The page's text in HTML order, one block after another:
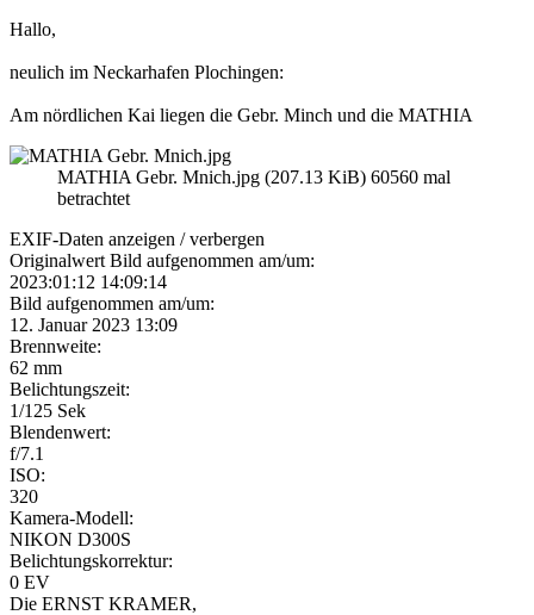
Hallo,
neulich im Neckarhafen Plochingen:
Am nördlichen Kai liegen die Gebr. Minch und die MATHIA
MATHIA Gebr. Mnich.jpg (207.13 KiB) 60560 mal
betrachtet
EXIF-Daten anzeigen / verbergen
Originalwert Bild aufgenommen am/um:
2023:01:12 14:09:14
Bild aufgenommen am/um:
12. Januar 2023 13:09
Brennweite:
62 mm
Belichtungszeit:
1/125 Sek
Blendenwert:
f/7.1
ISO:
320
Kamera-Modell:
NIKON D300S
Belichtungskorrektur:
0 EV
Die ERNST KRAMER,